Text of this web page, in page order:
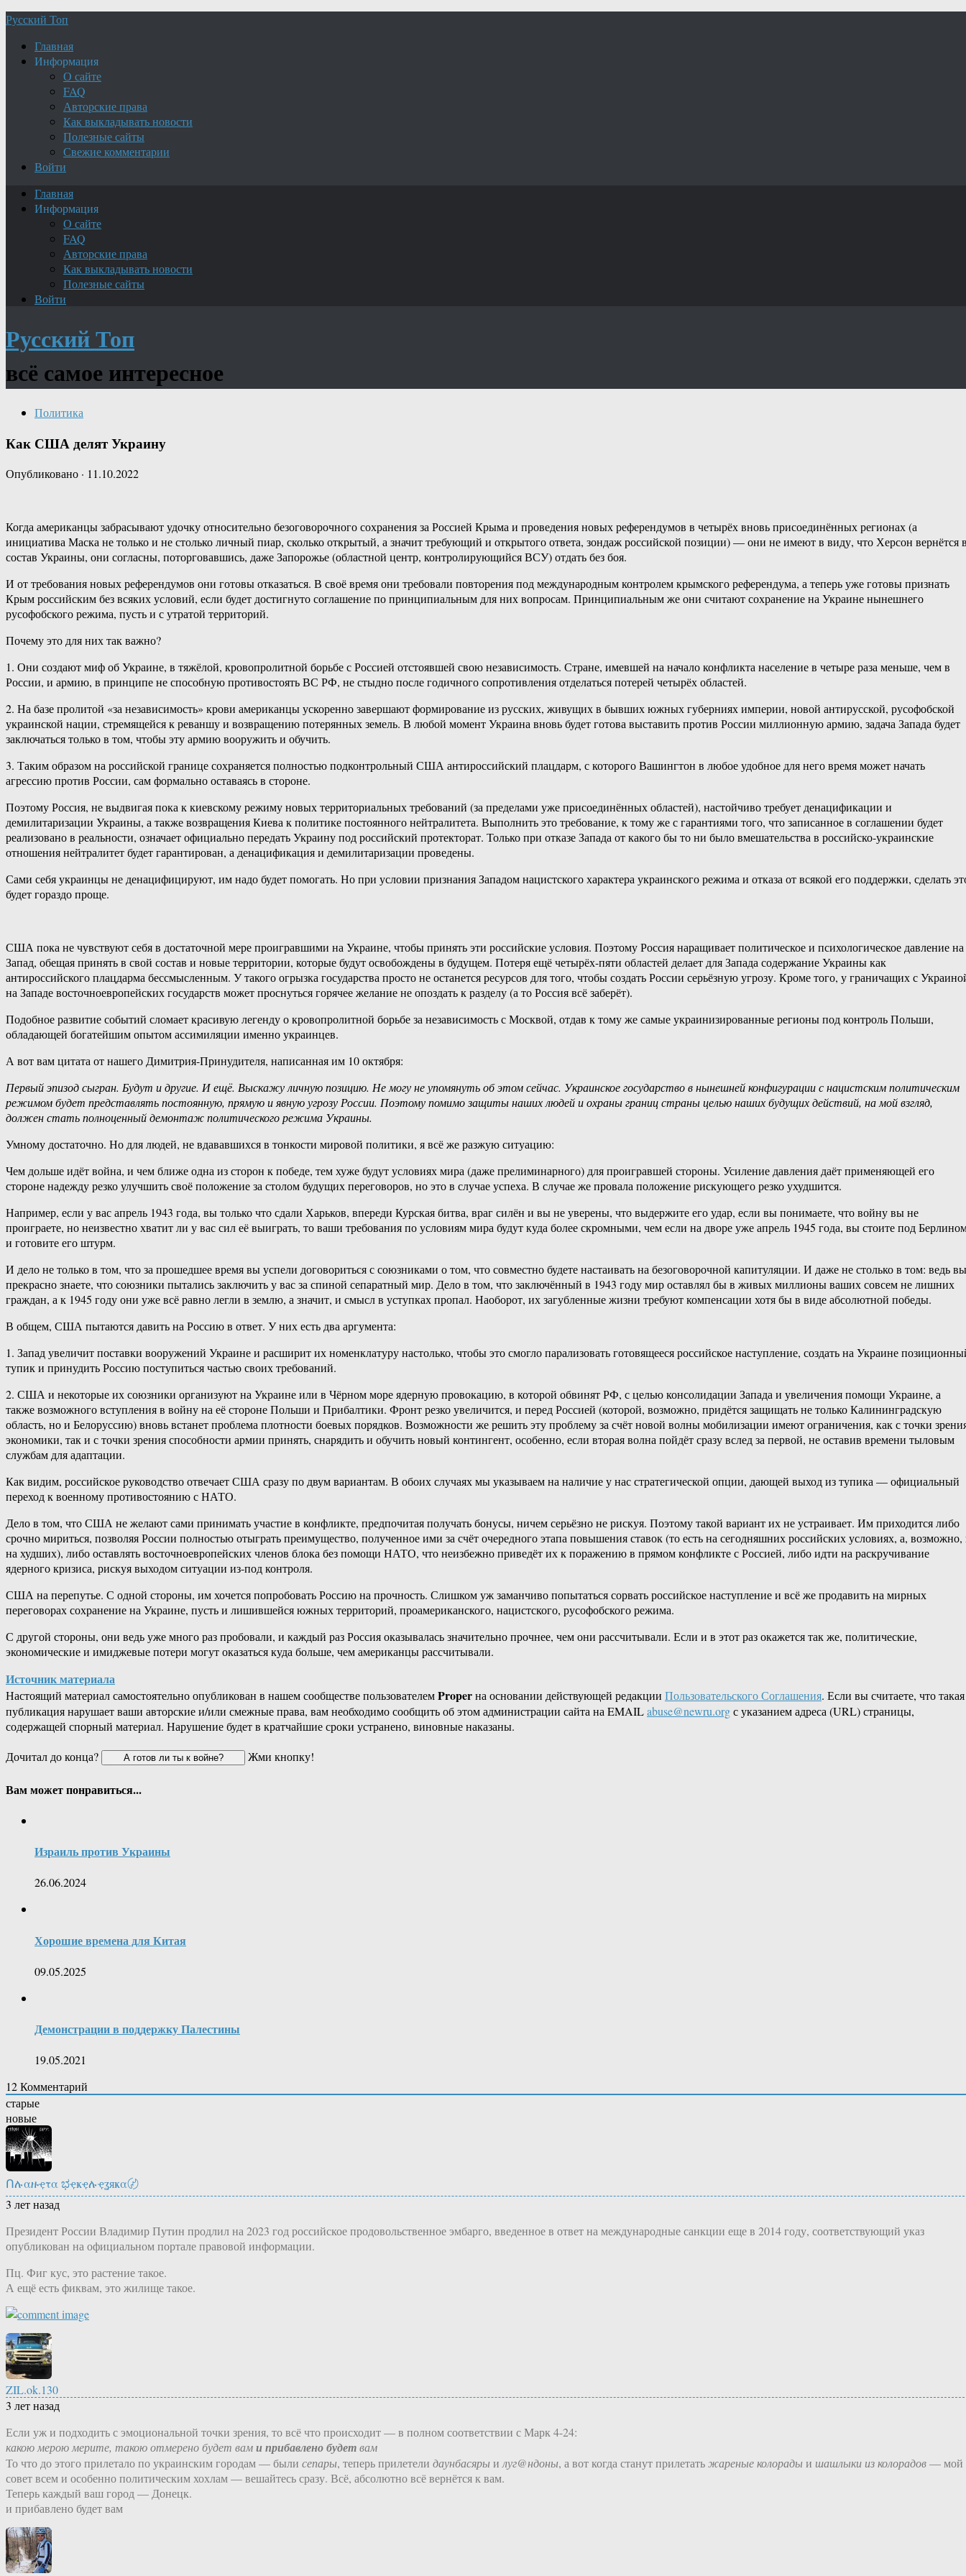
Русский Топ
Главная
Информация
О сайте
FAQ
Авторские права
Как выкладывать новости
Полезные сайты
Свежие комментарии
Войти
Главная
Информация
О сайте
FAQ
Авторские права
Как выкладывать новости
Полезные сайты
Войти
Русский Топ
всё самое интересное
Политика
Как США делят Украину
Опубликовано · 11.10.2022
Когда американцы забрасывают удочку относительно безоговорочного сохранения за Россией Крыма и проведения новых референдумов в четырёх вновь присоединённых регионах (а
инициатива Маска не только и не столько личный пиар, сколько открытый, а значит требующий и открытого ответа, зондаж российской позиции) — они не имеют в виду, что Херсон вернётся
состав Украины, они согласны, поторговавшись, даже Запорожье (областной центр, контролирующийся ВСУ) отдать без боя.
И от требования новых референдумов они готовы отказаться. В своё время они требовали повторения под международным контролем крымского референдума, а теперь уже готовы признать
Крым российским без всяких условий, если будет достигнуто соглашение по принципиальным для них вопросам. Принципиальным же они считают сохранение на Украине нынешнего
русофобского режима, пусть и с утратой территорий.
Почему это для них так важно?
1. Они создают миф об Украине, в тяжёлой, кровопролитной борьбе с Россией отстоявшей свою независимость. Стране, имевшей на начало конфликта население в четыре раза меньше, чем в
России, и армию, в принципе не способную противостоять ВС РФ, не стыдно после годичного сопротивления отделаться потерей четырёх областей.
2. На базе пролитой «за независимость» крови американцы ускоренно завершают формирование из русских, живущих в бывших южных губерниях империи, новой антирусской, русофобской
украинской нации, стремящейся к реваншу и возвращению потерянных земель. В любой момент Украина вновь будет готова выставить против России миллионную армию, задача Запада будет
заключаться только в том, чтобы эту армию вооружить и обучить.
3. Таким образом на российской границе сохраняется полностью подконтрольный США антироссийский плацдарм, с которого Вашингтон в любое удобное для него время может начать
агрессию против России, сам формально оставаясь в стороне.
Поэтому Россия, не выдвигая пока к киевскому режиму новых территориальных требований (за пределами уже присоединённых областей), настойчиво требует денацификации и
демилитаризации Украины, а также возвращения Киева к политике постоянного нейтралитета. Выполнить это требование, к тому же с гарантиями того, что записанное в соглашении будет
реализовано в реальности, означает официально передать Украину под российский протекторат. Только при отказе Запада от какого бы то ни было вмешательства в российско-украинские
отношения нейтралитет будет гарантирован, а денацификация и демилитаризации проведены.
Сами себя украинцы не денацифицируют, им надо будет помогать. Но при условии признания Западом нацистского характера украинского режима и отказа от всякой его поддержки, сделать
будет гораздо проще.
США пока не чувствуют себя в достаточной мере проигравшими на Украине, чтобы принять эти российские условия. Поэтому Россия наращивает политическое и психологическое давление на
Запад, обещая принять в свой состав и новые территории, которые будут освобождены в будущем. Потеря ещё четырёх-пяти областей делает для Запада содержание Украины как
антироссийского плацдарма бессмысленным. У такого огрызка государства просто не останется ресурсов для того, чтобы создать России серьёзную угрозу. Кроме того, у граничащих с
на Западе восточноевропейских государств может проснуться горячее желание не опоздать к разделу (а то Россия всё заберёт).
Подобное развитие событий сломает красивую легенду о кровопролитной борьбе за независимость с Москвой, отдав к тому же самые украинизированные регионы под контроль Польши,
обладающей богатейшим опытом ассимиляции именно украинцев.
А вот вам цитата от нашего Димитрия-Принудителя, написанная им 10 октября:
Первый эпизод сыгран. Будут и другие. И ещё. Выскажу личную позицию. Не могу не упомянуть об этом сейчас. Украинское государство в нынешней конфигурации с нацистским политическим
режимом будет представлять постоянную, прямую и явную угрозу России. Поэтому помимо защиты наших людей и охраны границ страны целью наших будущих действий, на мой взгляд,
должен стать полноценный демонтаж политического режима Украины.
Умному достаточно. Но для людей, не вдававшихся в тонкости мировой политики, я всё же разжую ситуацию:
Чем дольше идёт война, и чем ближе одна из сторон к победе, тем хуже будут условиях мира (даже прелиминарного) для проигравшей стороны. Усиление давления даёт применяющей его
стороне надежду резко улучшить своё положение за столом будущих переговоров, но это в случае успеха. В случае же провала положение рискующего резко ухудшится.
Например, если у вас апрель 1943 года, вы только что сдали Харьков, впереди Курская битва, враг силён и вы не уверены, что выдержите его удар, если вы понимаете, что войну вы не
проиграете, но неизвестно хватит ли у вас сил её выиграть, то ваши требования по условиям мира будут куда более скромными, чем если на дворе уже апрель 1945 года, вы стоите под
и готовите его штурм.
И дело не только в том, что за прошедшее время вы успели договориться с союзниками о том, что совместно будете настаивать на безоговорочной капитуляции. И даже не столько в том: ведь вы
прекрасно знаете, что союзники пытались заключить у вас за спиной сепаратный мир. Дело в том, что заключённый в 1943 году мир оставлял бы в живых миллионы ваших совсем не лишних
граждан, а к 1945 году они уже всё равно легли в землю, а значит, и смысл в уступках пропал. Наоборот, их загубленные жизни требуют компенсации хотя бы в виде абсолютной победы.
В общем, США пытаются давить на Россию в ответ. У них есть два аргумента:
1. Запад увеличит поставки вооружений Украине и расширит их номенклатуру настолько, чтобы это смогло парализовать готовящееся российское наступление, создать на Украине
тупик и принудить Россию поступиться частью своих требований.
2. США и некоторые их союзники организуют на Украине или в Чёрном море ядерную провокацию, в которой обвинят РФ, с целью консолидации Запада и увеличения помощи Украине, а
также возможного вступления в войну на её стороне Польши и Прибалтики. Фронт резко увеличится, и перед Россией (которой, возможно, придётся защищать не только Калининградскую
область, но и Белоруссию) вновь встанет проблема плотности боевых порядков. Возможности же решить эту проблему за счёт новой волны мобилизации имеют ограничения, как с точки
экономики, так и с точки зрения способности армии принять, снарядить и обучить новый контингент, особенно, если вторая волна пойдёт сразу вслед за первой, не оставив времени тыловым
службам для адаптации.
Как видим, российское руководство отвечает США сразу по двум вариантам. В обоих случаях мы указываем на наличие у нас стратегической опции, дающей выход из тупика — официальный
переход к военному противостоянию с НАТО.
Дело в том, что США не желают сами принимать участие в конфликте, предпочитая получать бонусы, ничем серьёзно не рискуя. Поэтому такой вариант их не устраивает. Им приходится либо
срочно мириться, позволяя России полностью отыграть преимущество, полученное ими за счёт очередного этапа повышения ставок (то есть на сегодняшних российских условиях, а, возможно,
на худших), либо оставлять восточноевропейских членов блока без помощи НАТО, что неизбежно приведёт их к поражению в прямом конфликте с Россией, либо идти на раскручивание
ядерного кризиса, рискуя выходом ситуации из-под контроля.
США на перепутье. С одной стороны, им хочется попробовать Россию на прочность. Слишком уж заманчиво попытаться сорвать российское наступление и всё же продавить на мирных
переговорах сохранение на Украине, пусть и лишившейся южных территорий, проамериканского, нацистского, русофобского режима.
С другой стороны, они ведь уже много раз пробовали, и каждый раз Россия оказывалась значительно прочнее, чем они рассчитывали. Если и в этот раз окажется так же, политические,
экономические и имиджевые потери могут оказаться куда больше, чем американцы рассчитывали.
Источник материала
Настоящий материал самостоятельно опубликован в нашем сообществе пользователемProperна основании действующей редакции Пользовательского Соглашения. Если вы считаете, что такая
публикация нарушает ваши авторские и/или смежные права, вам необходимо сообщить об этом администрации сайта на EMAILabuse@newru.orgс указанием адреса (URL) страницы,
содержащей спорный материал. Нарушение будет в кратчайшие сроки устранено, виновные наказаны.
Дочитал до конца?
Жми кнопку!
Вам может понравиться...
Израиль против Украины
26.06.2024
Хорошие времена для Китая
09.05.2025
Демонстрации в поддержку Палестины
19.05.2021
12Комментарий
старые
новые
Ոሉαዙҿτα ಭҿҝҿሉҿʓяҝα〄
3 лет назад
Президент России Владимир Путин продлил на 2023 год российское продовольственное эмбарго, введенное в ответ на международные санкции еще в 2014 году, соответствующий указ
опубликован на официальном портале правовой информации.
Пц. Фиг кус, это растение такое.
А ещё есть фиквам, это жилище такое.
ZIL.ok.130
3 лет назад
Если уж и подходить с эмоциональной точки зрения, то всё что происходит — в полном соответствии с Марк 4-24:
какою мерою мерите, такою отмерено будет вами прибавлено будетвам
То что до этого прилетало по украинским городам — были сепары, теперь прилетели даунбасяры илуг@ндоны, а вот когда станут прилетатьжареные колорады и шашлыки из колорадов— мой
совет всем и особенно политическим хохлам — вешайтесь сразу. Всё, абсолютно всё вернётся к вам.
Теперь каждый ваш город — Донецк.
и прибавлено будет вам